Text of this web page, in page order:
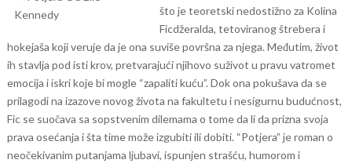
što je teoretski nedostižno za Kolina
Ficdžeralda, tetoviranog štrebera i
hokejaša koji veruje da je ona suviše površna za njega. Međutim, život
ih stavlja pod isti krov, pretvarajući njihovo suživot u pravu vatromet
emocija i iskri koje bi mogle “zapaliti kuću”. Dok ona pokušava da se
prilagodi na izazove novog života na fakultetu i nesigurnu budućnost,
Fic se suočava sa sopstvenim dilemama o tome da li da prizna svoja
prava osećanja i šta time može izgubiti ili dobiti. “Potjera” je roman o
neočekivanim putanjama ljubavi, ispunjen strašću, humorom i